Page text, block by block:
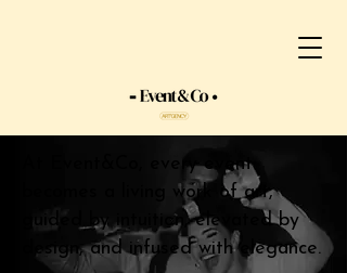
At Event&Co, every event
becomes a living work of art,
guided by intuition, elevated by
design, and infused with elegance.